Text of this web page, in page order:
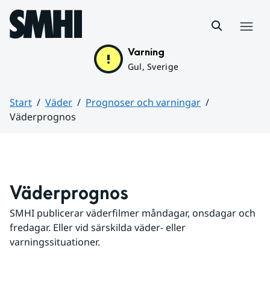
Hoppa till sidans innehåll
Varning
Gul, Sverige
Start Väder
Prognoser och varningar
Väderprognos
Väderprognos
SMHI publicerar väderfilmer måndagar, onsdagar och
fredagar. Eller vid särskilda väder- eller
varningssituationer.